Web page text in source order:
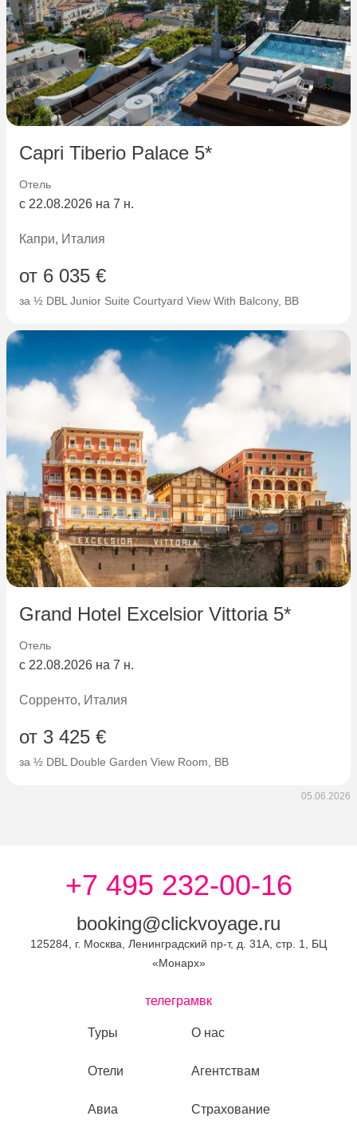
Capri Tiberio Palace 5*
Отель
с 22.08.2026 на 7 н.
Капри, Италия
от 6 035 €
за ½ DBL Junior Suite Courtyard View With Balcony, BB
Grand Hotel Excelsior Vittoria 5*
Отель
с 22.08.2026 на 7 н.
Сорренто, Италия
от 3 425 €
за ½ DBL Double Garden View Room, ВВ
05.06.2026
Туры
Отели
Авиа
О нас
Агентствам
Страхование
+7 495 232-00-16
booking@clickvoyage.ru
125284, г. Москва, Ленинградский пр-т, д. 31А, стр. 1, БЦ
«Монарх»
телеграмвк